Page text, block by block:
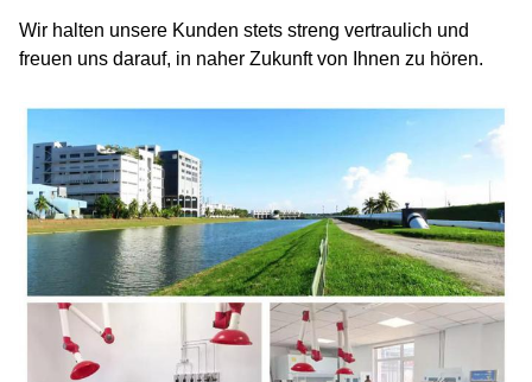
Wir halten unsere Kunden stets streng vertraulich und
freuen uns darauf, in naher Zukunft von Ihnen zu hören.